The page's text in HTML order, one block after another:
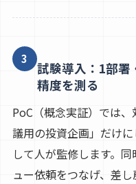
3
試験導入：1部署
精度を測る
PoC（概念実証）では
議用の投資企画」だけ
して人が監修します。
ュー依頼をつなげ、差